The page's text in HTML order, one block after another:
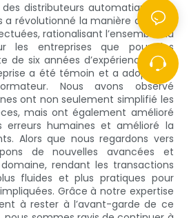
des distributeurs automatiques de
révolutionné la manière dont les
rationalisant l’ensemble du
les entreprises que pour les
de six années d’expérience dans
a été témoin et a adopté ce
Nous avons observé
ont non seulement simplifié les
mais ont également amélioré
erreurs humaines et amélioré la
Alors que nous regardons vers
de nouvelles avancées et
rendant les transactions
fluides et plus pratiques pour
Grâce à notre expertise
à rester à l’avant-garde de ce